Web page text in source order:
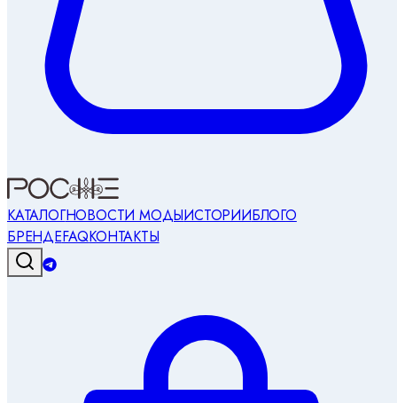
КАТАЛОГНОВОСТИ МОДЫИСТОРИИБЛОГО
БРЕНДЕFAQКОНТАКТЫ